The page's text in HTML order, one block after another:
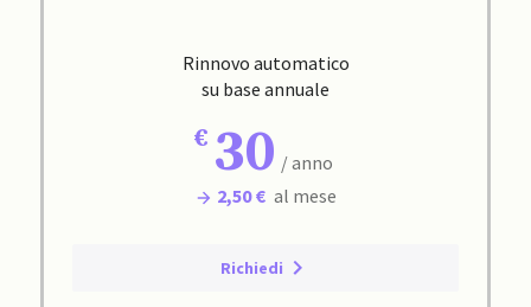
Rinnovo automatico
su base annuale
30 / anno
2,50 € al mese
Richiedi